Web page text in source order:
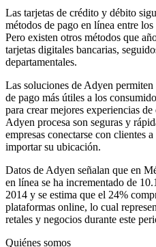
Las tarjetas de crédito y débito
métodos de pago en línea entre
Pero existen otros métodos que
tarjetas digitales bancarias,
departamentales.
Las soluciones de Adyen
de pago más útiles a los
para crear mejores experiencias
Adyen procesa son seguras y
empresas conectarse con clientes
importar su ubicación.
Datos de Adyen señalan que en
en línea se ha incrementado de
2014 y se estima que el 24%
plataformas online, lo cual
retales y negocios durante este
Quiénes somos